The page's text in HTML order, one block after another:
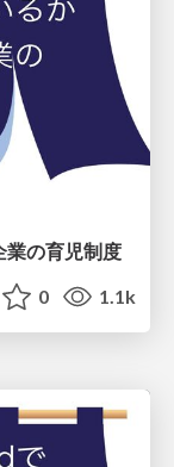
業の育児制度
0 1.1k